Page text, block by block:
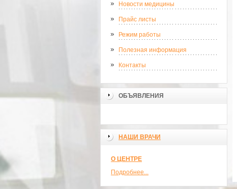
Новости медицины
Прайс листы
Режим работы
Полезная информация
Контакты
ОБЪЯВЛЕНИЯ
НАШИ ВРАЧИ
О ЦЕНТРЕ
Подробнее...